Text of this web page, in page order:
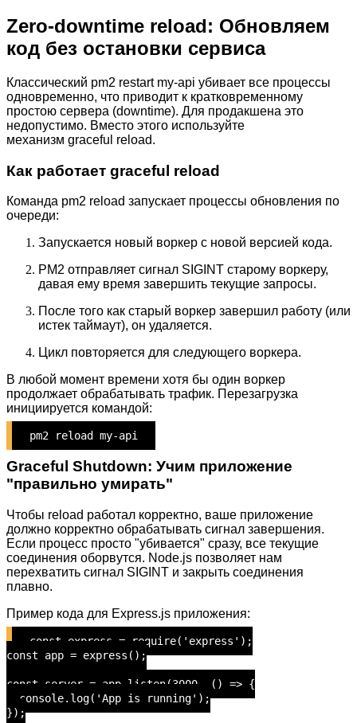
Zero-downtime reload: Обновляем
код без остановки сервиса
Классический pm2 restart my-api убивает все процессы
одновременно, что приводит к кратковременному
простою сервера (downtime). Для продакшена это
недопустимо. Вместо этого используйте
механизм graceful reload.
Как работает graceful reload
Команда pm2 reload запускает процессы обновления по
очереди:
Запускается новый воркер с новой версией кода.
PM2 отправляет сигнал SIGINT старому воркеру,
давая ему время завершить текущие запросы.
После того как старый воркер завершил работу (или
истек таймаут), он удаляется.
Цикл повторяется для следующего воркера.
В любой момент времени хотя бы один воркер
продолжает обрабатывать трафик. Перезагрузка
инициируется командой:
pm2 reload my-api
Graceful Shutdown: Учим приложение
"правильно умирать"
Чтобы reload работал корректно, ваше приложение
должно корректно обрабатывать сигнал завершения.
Если процесс просто "убивается" сразу, все текущие
соединения оборвутся. Node.js позволяет нам
перехватить сигнал SIGINT и закрыть соединения
плавно.
Пример кода для Express.js приложения:
const express = require('express');
const app = express();
const server = app.listen(3000, () => {
console.log('App is running');
});